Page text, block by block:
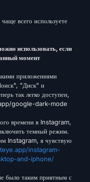
всего используете
использовать, если
момент
приложениями
"Диск" и
так легко доступен,
google-dark-mode
времени в Instagram,
темный режим.
Instagram, я чувствую
instagram-
and-iphone/
было таким приятным с